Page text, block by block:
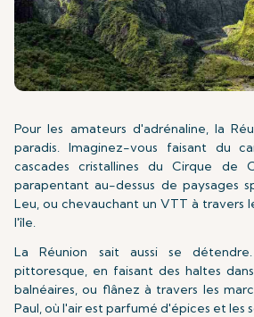
Pour les amateurs d'adrénaline, la
paradis. Imaginez-vous faisant du
cascades cristallines du Cirque de
parapentant au-dessus de paysages
Leu, ou chevauchant un VTT à travers
l'île.
La Réunion sait aussi se
pittoresque, en faisant des haltes
balnéaires, ou flânez à travers les
Paul, où l'air est parfumé d'épices et les